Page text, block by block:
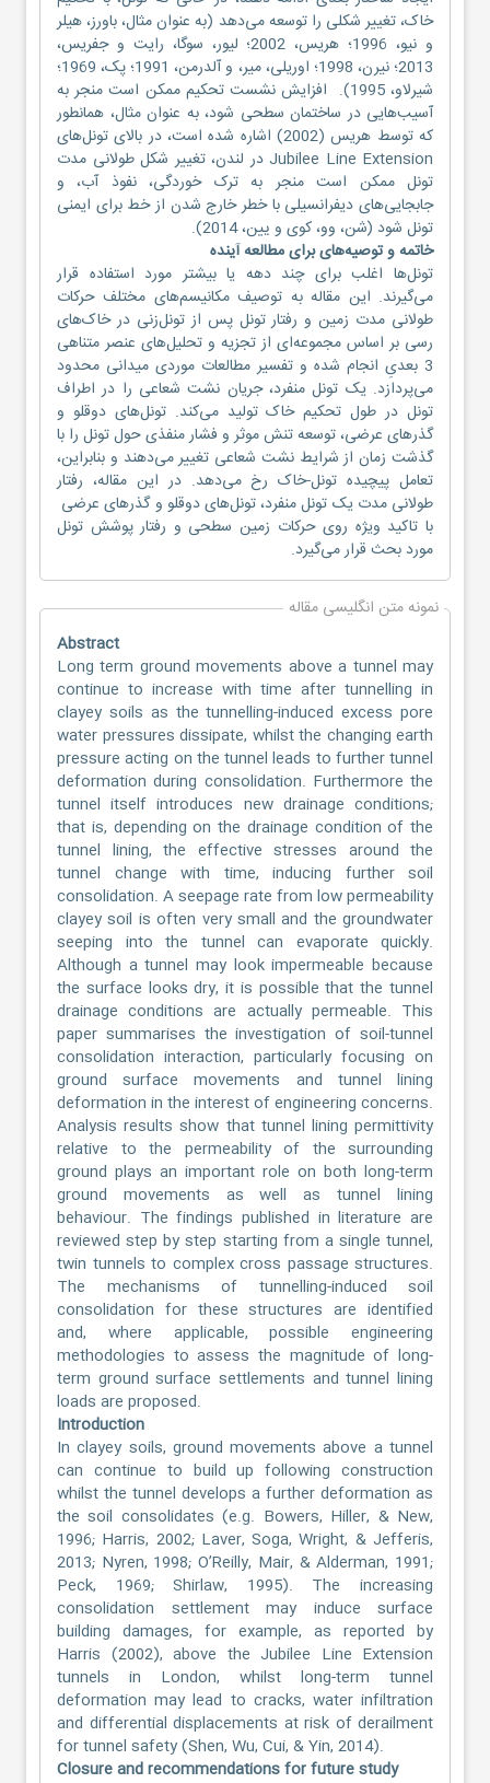
خاک، تغییر شکلی را توسعه می‌دهد (به عنوان مثال، باورز، هیلر
و نیو، 1996؛ هریس، 2002؛ لیور، سوگا، رایت و جفریس،
2013؛ نیرن، 1998؛ اوریلی، میر، و آلدرمن، 1991؛ پک، 1969؛
شیرلاو، 1995). افزایش نشست تحکیم ممکن است منجر به
آسیب‌هایی در ساختمان سطحی شود، به عنوان مثال، همانطور
که توسط هریس (2002) اشاره شده است، در بالای تونل‌های
Jubilee Line Extension در لندن، تغییر شکل طولانی مدت
تونل ممکن است منجر به ترک خوردگی، نفوذ آب، و
جابجایی‌های دیفرانسیلی با خطر خارج شدن از خط برای ایمنی
تونل شود (شن، وو، کوی و یین، 2014).
خاتمه و توصیه‌های برای مطالعه آینده
تونل‌ها اغلب برای چند دهه یا بیشتر مورد استفاده قرار
می‌گیرند. این مقاله به توصیف مکانیسم‌های مختلف حرکات
طولانی مدت زمین و رفتار تونل پس از تونل‌زنی در خاک‌های
رسی بر اساس مجموعه‌ای از تجزیه و تحلیل‌های عنصر متناهی
3 بعدیِ انجام شده و تفسیر مطالعات موردی میدانی محدود
می‌پردازد. یک تونل منفرد، جریان نشت شعاعی را در اطراف
تونل در طول تحکیم خاک تولید می‌کند. تونل‌های دوقلو و
گذرهای عرضی، توسعه تنش موثر و فشار منفذی حول تونل را با
گذشت زمان از شرایط نشت شعاعی تغییر می‌دهند و بنابراین،
تعامل پیچیده تونل-خاک رخ می‌دهد. در این مقاله، رفتار
طولانی مدت یک تونل منفرد، تونل‌های دوقلو و گذرهای عرضی
با تاکید ویژه روی حرکات زمین سطحی و رفتار پوشش تونل
مورد بحث قرار می‌گیرد.
نمونه متن انگلیسی مقاله
Abstract
Long term ground movements above a tunnel may
continue to increase with time after tunnelling in
clayey soils as the tunnelling-induced excess pore
water pressures dissipate, whilst the changing earth
pressure acting on the tunnel leads to further tunnel
deformation during consolidation. Furthermore the
tunnel itself introduces new drainage conditions;
that is, depending on the drainage condition of the
tunnel lining, the effective stresses around the
tunnel change with time, inducing further soil
consolidation. A seepage rate from low permeability
clayey soil is often very small and the groundwater
seeping into the tunnel can evaporate quickly.
Although a tunnel may look impermeable because
the surface looks dry, it is possible that the tunnel
drainage conditions are actually permeable. This
paper summarises the investigation of soil-tunnel
consolidation interaction, particularly focusing on
ground surface movements and tunnel lining
deformation in the interest of engineering concerns.
Analysis results show that tunnel lining permittivity
relative to the permeability of the surrounding
ground plays an important role on both long-term
ground movements as well as tunnel lining
behaviour. The findings published in literature are
reviewed step by step starting from a single tunnel,
twin tunnels to complex cross passage structures.
The mechanisms of tunnelling-induced soil
consolidation for these structures are identified
and, where applicable, possible engineering
methodologies to assess the magnitude of long-
term ground surface settlements and tunnel lining
loads are proposed.
Introduction
In clayey soils, ground movements above a tunnel
can continue to build up following construction
whilst the tunnel develops a further deformation as
the soil consolidates (e.g. Bowers, Hiller, & New,
1996; Harris, 2002; Laver, Soga, Wright, & Jefferis,
2013; Nyren, 1998; O’Reilly, Mair, & Alderman, 1991;
Peck, 1969; Shirlaw, 1995). The increasing
consolidation settlement may induce surface
building damages, for example, as reported by
Harris (2002), above the Jubilee Line Extension
tunnels in London, whilst long-term tunnel
deformation may lead to cracks, water infiltration
and differential displacements at risk of derailment
for tunnel safety (Shen, Wu, Cui, & Yin, 2014).
Closure and recommendations for future study